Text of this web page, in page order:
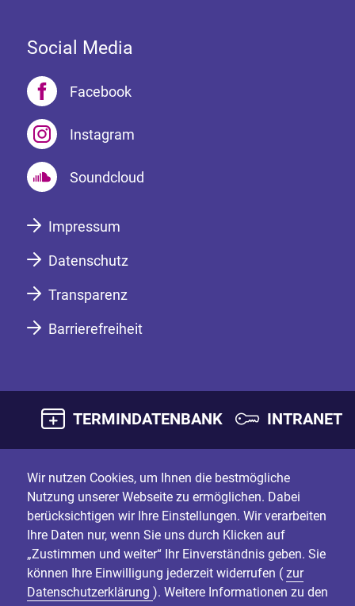
Social Media
Facebook
Instagram
Soundcloud
Impressum
Datenschutz
Transparenz
Barrierefreiheit
TERMINDATENBANK INTRANET
Wir nutzen Cookies, um Ihnen die bestmögliche
Nutzung unserer Webseite zu ermöglichen. Dabei
berücksichtigen wir Ihre Einstellungen. Wir verarbeiten
Ihre Daten nur, wenn Sie uns durch Klicken auf
„Zustimmen und weiter“ Ihr Einverständnis geben. Sie
können Ihre Einwilligung jederzeit widerrufen ( zur
Datenschutzerklärung ). Weitere Informationen zu den